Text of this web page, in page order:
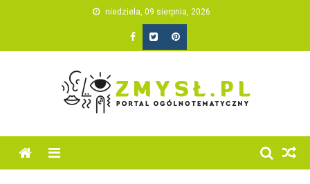
niedziela, 09 sierpnia, 2026